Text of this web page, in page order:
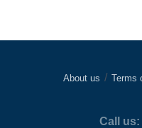
About us Terms
Call us: